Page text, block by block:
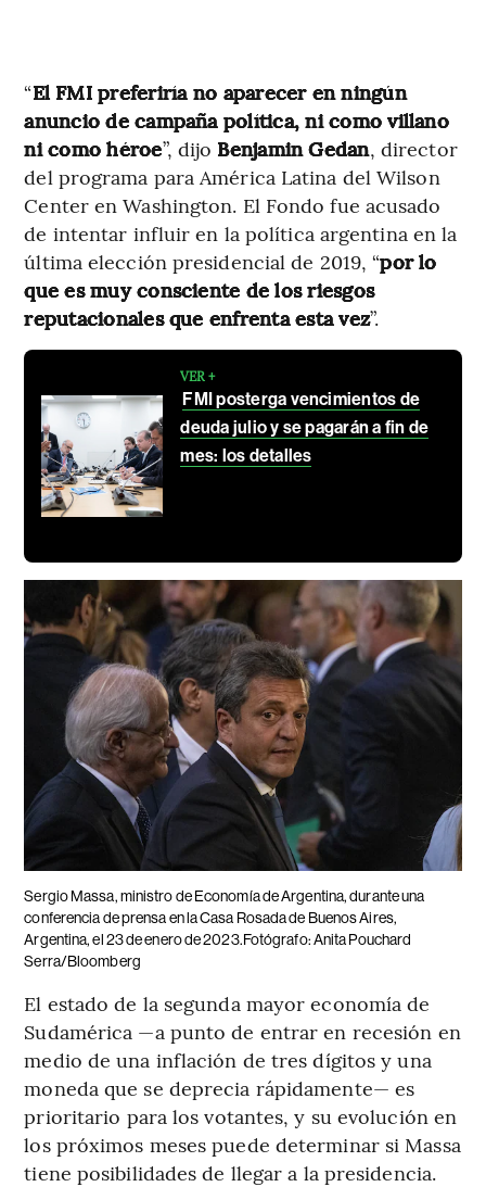
“El FMI preferiría no aparecer en ningún
anuncio de campaña política, ni como villano
ni como héroe”, dijo Benjamin Gedan, director
del programa para América Latina del Wilson
Center en Washington. El Fondo fue acusado
de intentar influir en la política argentina en la
última elección presidencial de 2019, “por lo
que es muy consciente de los riesgos
reputacionales que enfrenta esta vez”.
VER +
FMI posterga vencimientos de
deuda julio y se pagarán a fin de
mes: los detalles
Sergio Massa, ministro de Economía de Argentina, durante una
conferencia de prensa en la Casa Rosada de Buenos Aires,
Argentina, el 23 de enero de 2023.Fotógrafo: Anita Pouchard
Serra/Bloomberg
El estado de la segunda mayor economía de
Sudamérica —a punto de entrar en recesión en
medio de una inflación de tres dígitos y una
moneda que se deprecia rápidamente— es
prioritario para los votantes, y su evolución en
los próximos meses puede determinar si Massa
tiene posibilidades de llegar a la presidencia.